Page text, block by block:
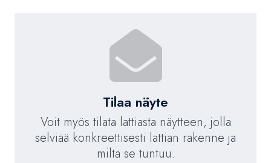
Tilaa näyte
Voit myös tilata lattiasta näytteen, jolla
selviää konkreettisesti lattian rakenne ja
miltä se tuntuu.